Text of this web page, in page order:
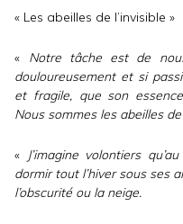
« Les abeilles de l’invisible »
« Notre tâche est de
douloureusement et si
et fragile, que son
Nous sommes les abeilles de
« J’imagine volontiers
dormir tout l’hiver sous ses
l’obscurité ou la neige.